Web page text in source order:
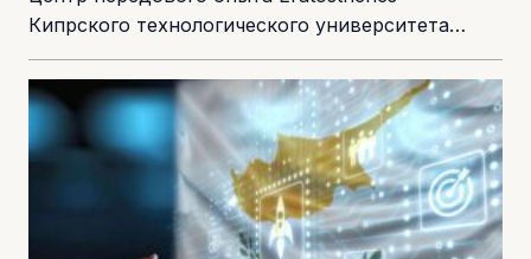
Кипрского технологического университета
запускает программу Space BIC для поддержки
стартапов в сфере космических технологий.
Новая программа...